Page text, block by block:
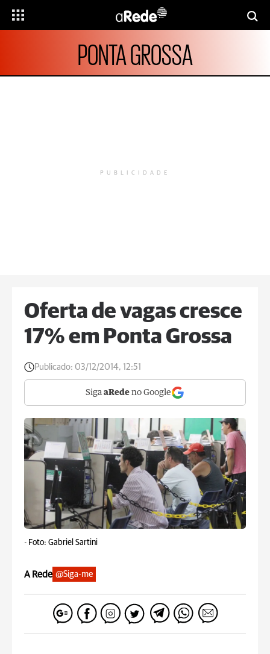
PONTA GROSSA
PUBLICIDADE
Oferta de vagas cresce
17% em Ponta Grossa
Publicado: 03/12/2014, 12:51
Siga aRede no Google
- Foto: Gabriel Sartini
A Rede @Siga-me